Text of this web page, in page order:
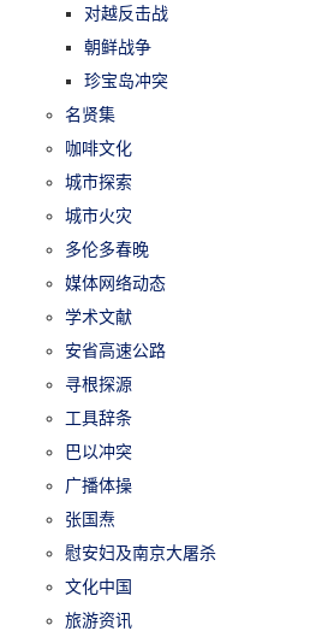
对越反击战
朝鲜战争
珍宝岛冲突
名贤集
咖啡文化
城市探索
城市火灾
多伦多春晚
媒体网络动态
学术文献
安省高速公路
寻根探源
工具辞条
巴以冲突
广播体操
张国焘
慰安妇及南京大屠杀
文化中国
旅游资讯